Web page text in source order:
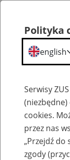
Zmniejszenie lub
Polityka
english
Serwisy
cookies.
przez nas
„Przejdź do
zgody